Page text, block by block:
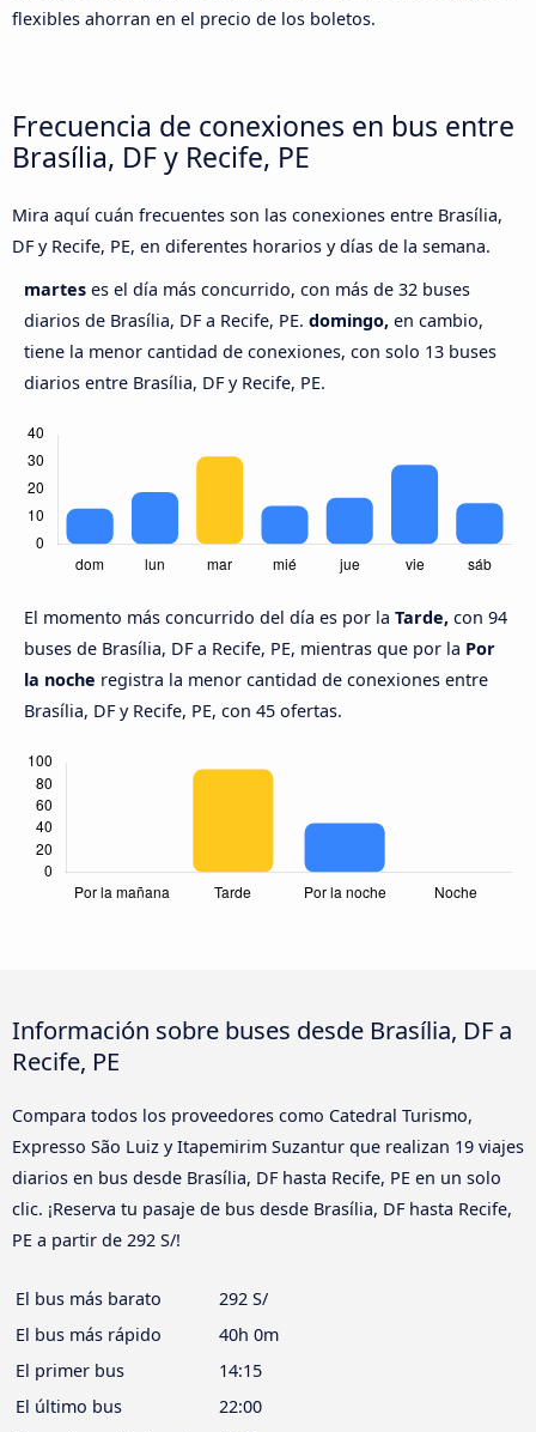
flexibles ahorran en el precio de los boletos.
Frecuencia de conexiones en bus entre
Brasília, DF y Recife, PE
Mira aquí cuán frecuentes son las conexiones entre Brasília,
DF y Recife, PE, en diferentes horarios y días de la semana.
martes es el día más concurrido, con más de 32 buses
diarios de Brasília, DF a Recife, PE. domingo, en cambio,
tiene la menor cantidad de conexiones, con solo 13 buses
diarios entre Brasília, DF y Recife, PE.
El momento más concurrido del día es por la Tarde, con 94
buses de Brasília, DF a Recife, PE, mientras que por la Por
la noche registra la menor cantidad de conexiones entre
Brasília, DF y Recife, PE, con 45 ofertas.
Información sobre buses desde Brasília, DF a
Recife, PE
Compara todos los proveedores como Catedral Turismo,
Expresso São Luiz y Itapemirim Suzantur que realizan 19 viajes
diarios en bus desde Brasília, DF hasta Recife, PE en un solo
clic. ¡Reserva tu pasaje de bus desde Brasília, DF hasta Recife,
PE a partir de 292 S/!
El bus más barato
292 S/
El bus más rápido
40h 0m
El primer bus
14:15
El último bus
22:00